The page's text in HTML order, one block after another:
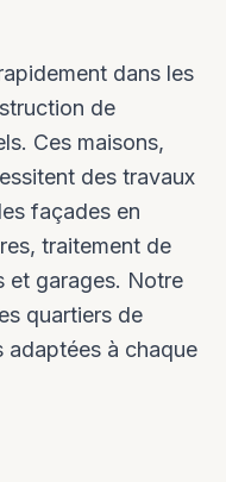
dans les
de
Ces maisons,
des travaux
façades en
traitement de
et garages. Notre
quartiers de
adaptées à chaque